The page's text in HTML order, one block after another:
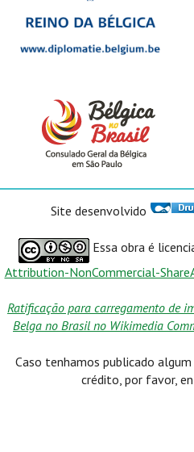
Site desenvolvido
Essa obra é
Attribution-NonCommercial-
Ratificação para carregamento de
Belga no Brasil no Wikimedia
Caso tenhamos publicado
crédito, por favor,